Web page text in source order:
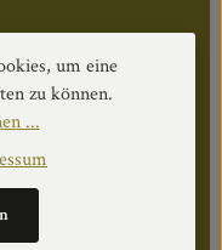
um eine
zu können.
...